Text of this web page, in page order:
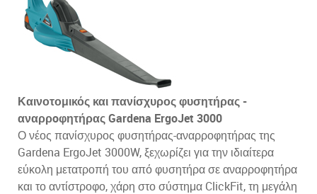
Καινοτομικός και πανίσχυρος φυσητήρας -
αναρρoφητήρας Gardena ErgoJet 3000
Ο νέος πανίσχυρος φυσητήρας-αναρροφητήρας της
Gardena ErgoJet 3000W, ξεχωρίζει για την ιδιαίτερα
εύκολη μετατροπή του από φυσητήρα σε αναρροφητήρα
και το αντίστροφο, χάρη στο σύστημα ClickFit, τη μεγάλη